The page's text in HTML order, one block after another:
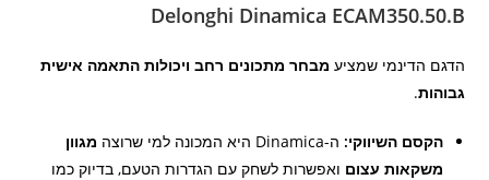
Delonghi Dinamica ECAM350.50.B
הדגם הדינמי שמציע מבחר מתכונים רחב ויכולות התאמה אישית
גבוהות.
הקסם השיווקי: ה-Dinamica היא המכונה למי שרוצה
מגוון
משקאות עצום ואפשרות לשחק עם הגדרות הטעם, בדיוק כמו